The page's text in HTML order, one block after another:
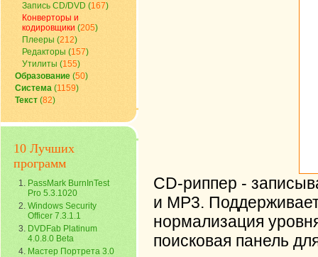
Запись CD/DVD (167)
Конверторы и
кодировщики (205)
Плееры (212)
Редакторы (157)
Утилиты (155)
Образование (50)
Система (1159)
Текст (82)
10 Лучших
программ
PassMark BurnInTest
Pro 5.3.1020
Windows Security
Officer 7.3.1.1
DVDFab Platinum
4.0.8.0 Beta
Мастер Портрета 3.0
CD-риппер -
и MP3.
нормализация
поисковая панель